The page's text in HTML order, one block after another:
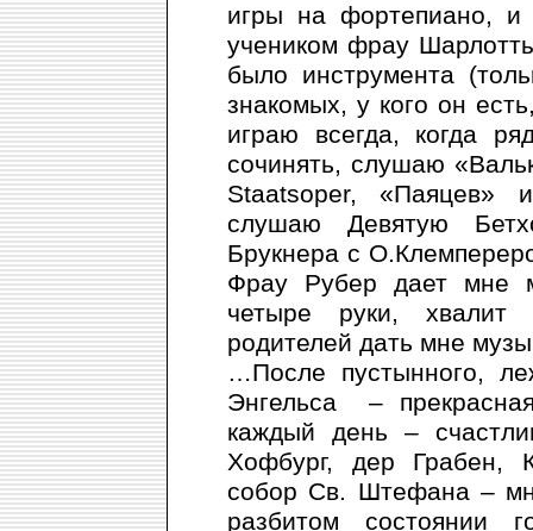
игры на фортепиано, и
учеником фрау
было инструмента
знакомых, у кого он
играю всегда, когда
сочинять, слушаю
Staatsoper, «Паяцев»
слушаю Девятую
Брукнера с
Фрау Рубер дает мне
четыре руки, хвалит
родителей дать мне
…После пустынного,
Энгельса –
каждый день –
Хофбург, дер Грабен,
собор Св. Штефана –
разбитом состоянии